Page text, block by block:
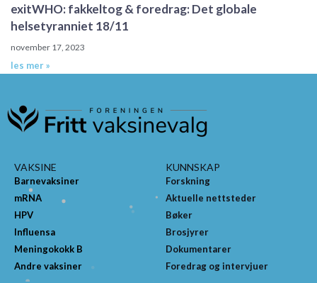
exitWHO: fakkeltog & foredrag: Det globale
helsetyranniet 18/11
november 17, 2023
les mer »
VAKSINE
Barnevaksiner
mRNA
HPV
Influensa
Meningokokk B
Andre vaksiner
KUNNSKAP
Forskning
Aktuelle nettsteder
Bøker
Brosjyrer
Dokumentarer
Foredrag og intervjuer